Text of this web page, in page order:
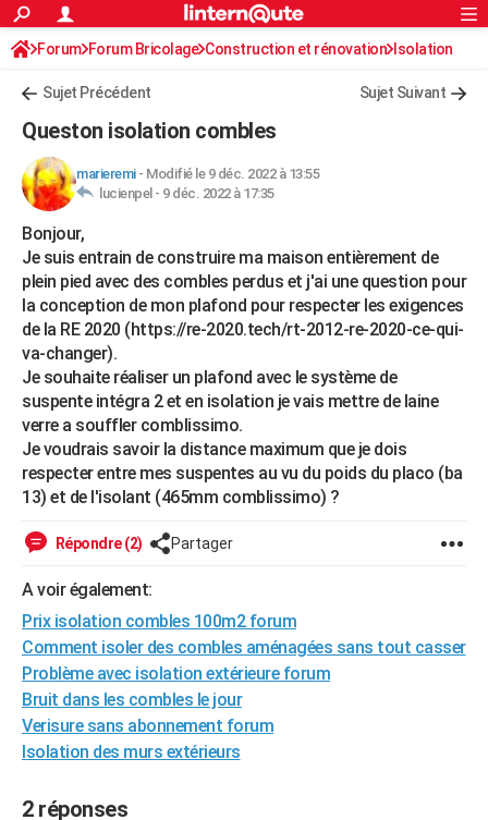
ACTUALITÉS
Politique
Société
Faits Divers
Education
Monde
Villes
+
FINANCE
Retraite
Impôts
Epargne
Immobilier
Risques naturels par ville
Banque
Assurance
Crédit
AUTO
Essais
Réserver un essai
Citadines
Berlines
SUV
Forum auto
+HIGH-TECH
Mobiles
Meilleur smartphone
Internet
Ordinateurs
Jeux vidéo
Guide high-tech
BRICOLAGE
Forum
Aménagement intérieur
Extérieur
Cuisine
Salle de bains
Jardinage
Rangement
WEEK-END
Guides de France
Escapades
Patrimoine
Expositions
Musées
Week-end nature
+LIFESTYLE
Art de vivre
Bien-être
Loisirs
Mode
Modes de vie
SANTE
Alimentation
Guide de la santé
Maladies
Médicaments
Sommeil
VOYAGE
Destinations
City break
Voyage nature
Voyage de noces
Forum
Climat
GUIDES D'ACHAT
BONS PLANS
CARTE DE VOEUX
Carte de Noël
Carte Bonne année
Carte Saint-Valentin
Carte Pâques
Carte d'anniversaire
DICTIONNAIRE
Dictionnaire
Biographies
Citations
Expressions
Proverbes
PROGRAMME TV
Rechercher
S'inscrire
Connexion
Forum Forum Bricolage Construction et rénovation Isolation
Sujet Précédent Sujet Suivant
Queston isolation combles
marieremi- Modifié le 9 déc. 2022 à 13:55
lucienpel - 9 déc. 2022 à 17:35
Bonjour,
Je suis entrain de construire ma maison entièrement de
plein pied avec des combles perdus et j'ai une question pour
la conception de mon plafond pour respecter les exigences
de la RE 2020 (https://re-2020.tech/rt-2012-re-2020-ce-qui-
va-changer).
Je souhaite réaliser un plafond avec le système de
suspente intégra 2 et en isolation je vais mettre de laine
verre a souffler comblissimo.
Je voudrais savoir la distance maximum que je dois
respecter entre mes suspentes au vu du poids du placo (ba
13) et de l'isolant (465mm comblissimo) ?
Répondre (2) Partager
A voir également:
Prix isolation combles 100m2 forum
Comment isoler des combles aménagées sans tout casser
Problème avec isolation extérieure forum
Bruit dans les combles le jour
Verisure sans abonnement forum
Isolation des murs extérieurs
2 réponses